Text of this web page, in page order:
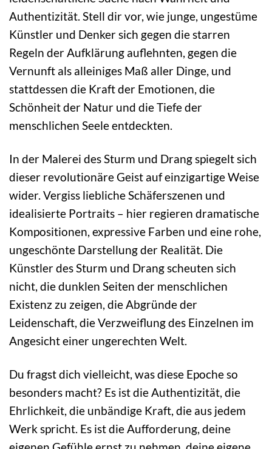
Authentizität. Stell dir vor, wie junge, ungestüme
Künstler und Denker sich gegen die starren
Regeln der Aufklärung auflehnten, gegen die
Vernunft als alleiniges Maß aller Dinge, und
stattdessen die Kraft der Emotionen, die
Schönheit der Natur und die Tiefe der
menschlichen Seele entdeckten.
In der Malerei des Sturm und Drang spiegelt sich
dieser revolutionäre Geist auf einzigartige Weise
wider. Vergiss liebliche Schäferszenen und
idealisierte Portraits – hier regieren dramatische
Kompositionen, expressive Farben und eine rohe,
ungeschönte Darstellung der Realität. Die
Künstler des Sturm und Drang scheuten sich
nicht, die dunklen Seiten der menschlichen
Existenz zu zeigen, die Abgründe der
Leidenschaft, die Verzweiflung des Einzelnen im
Angesicht einer ungerechten Welt.
Du fragst dich vielleicht, was diese Epoche so
besonders macht? Es ist die Authentizität, die
Ehrlichkeit, die unbändige Kraft, die aus jedem
Werk spricht. Es ist die Aufforderung, deine